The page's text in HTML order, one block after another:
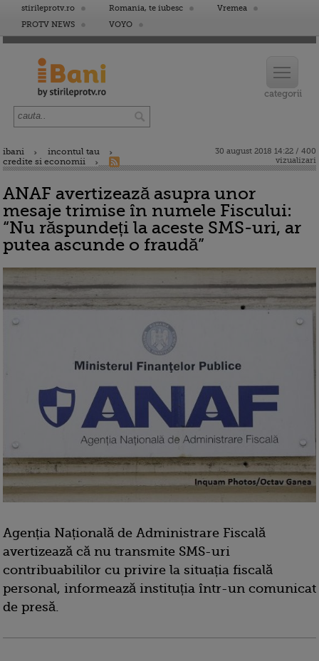
stirileprotv.ro Romania, te iubesc
Vremea
PROTV NEWS
VOYO
ibani
incontul tau
credite si economii
30 august 2018 14:22 / 400
vizualizari
ANAF avertizează asupra unor
mesaje trimise în numele Fiscului:
“Nu răspundeți la aceste SMS-uri, ar
putea ascunde o fraudă”
Agenția Națională de Administrare Fiscală
avertizează că nu transmite SMS-uri
contribuabililor cu privire la situația fiscală
personal, informează instituția într-un comunicat
de presă.